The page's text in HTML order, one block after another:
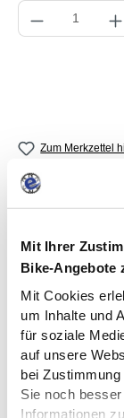
Mit Ihrer
Bike-Angebote
Mit Cookies
um Inhalte und
für soziale
auf unsere
bei
Sie noch
Informationen
Produkt Anzahl: Gib
Zum Merkzettel